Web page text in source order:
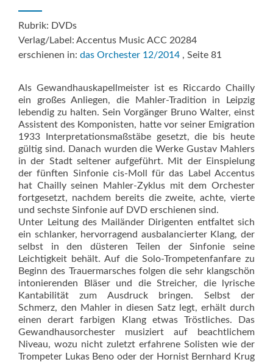
Rubrik: DVDs
Verlag/Label: Accentus Music ACC 20284
erschienen in: das Orchester 12/2014 , Seite 81
Als Gewandhauskapellmeister ist es Riccardo Chailly
ein großes Anliegen, die Mahler-Tradition in Leipzig
lebendig zu halten. Sein Vorgänger Bruno Walter, einst
Assistent des Komponisten, hatte vor seiner Emigration
1933 Interpretationsmaßstäbe gesetzt, die bis heute
gültig sind. Danach wurden die Werke Gustav Mahlers
in der Stadt seltener aufgeführt. Mit der Einspielung
der fünften Sinfonie cis-Moll für das Label Accentus
hat Chailly seinen Mahler-Zyklus mit dem Orchester
fortgesetzt, nachdem bereits die zweite, achte, vierte
und sechste Sinfonie auf DVD erschienen sind.
Unter Leitung des Mailänder Dirigenten entfaltet sich
ein schlanker, hervorragend ausbalancierter Klang, der
selbst in den düsteren Teilen der Sinfonie seine
Leichtigkeit behält. Auf die Solo-Trompetenfanfare zu
Beginn des Trauermarsches folgen die sehr klangschön
intonierenden Bläser und die Streicher, die lyrische
Kantabilität zum Ausdruck bringen. Selbst der
Schmerz, den Mahler in diesen Satz legt, erhält durch
einen derart farbigen Klang etwas Tröstliches. Das
Gewandhausorchester musiziert auf beachtlichem
Niveau, wozu nicht zuletzt erfahrene Solisten wie der
Trompeter Lukas Beno oder der Hornist Bernhard Krug